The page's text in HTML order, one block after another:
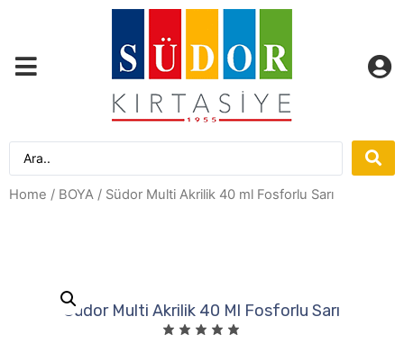
Home / BOYA / Südor Multi Akrilik 40 ml Fosforlu Sarı
Südor Multi Akrilik 40 Ml Fosforlu Sarı